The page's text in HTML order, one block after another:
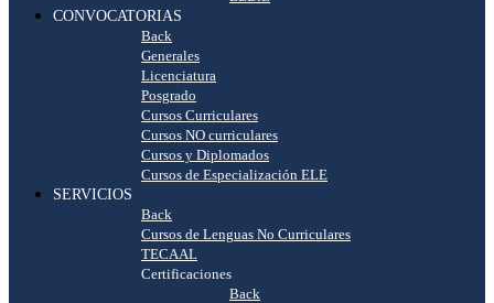
CONVOCATORIAS
Back
Generales
Licenciatura
Posgrado
Cursos Curriculares
Cursos NO curriculares
Cursos y Diplomados
Cursos de Especialización ELE
SERVICIOS
Back
Cursos de Lenguas No Curriculares
TECAAL
Certificaciones
Back